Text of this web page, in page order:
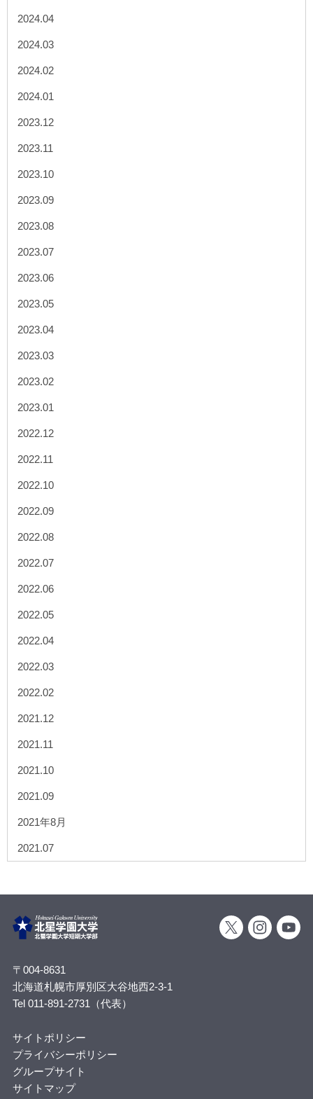
2024.04
2024.03
2024.02
2024.01
2023.12
2023.11
2023.10
2023.09
2023.08
2023.07
2023.06
2023.05
2023.04
2023.03
2023.02
2023.01
2022.12
2022.11
2022.10
2022.09
2022.08
2022.07
2022.06
2022.05
2022.04
2022.03
2022.02
2021.12
2021.11
2021.10
2021.09
2021年8月
2021.07
〒004-8631
北海道札幌市厚別区大谷地西2-3-1
Tel 011-891-2731（代表）
サイトポリシー
プライバシーポリシー
グループサイト
サイトマップ